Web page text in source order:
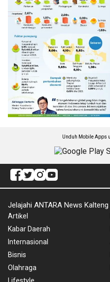
Unduh Mobile Apps
Jelajahi ANTARA News Kalteng
Artikel
Kabar Daerah
Internasional
Bisnis
Olahraga
Lifestyle